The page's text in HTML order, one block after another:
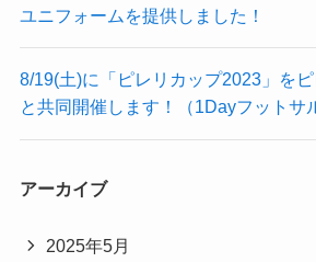
ユニフォームを提供しました！
8/19(土)に「ピレリカップ2023」を
と共同開催します！（1Dayフットサ
アーカイブ
2025年5月